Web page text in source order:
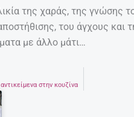
της χαράς, της γνώσης
του άγχους
με άλλο μάτι…
στην κουζίνα